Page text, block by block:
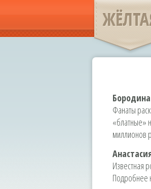
Фанаты
«блатные»
миллионов
Известная
Подробнее